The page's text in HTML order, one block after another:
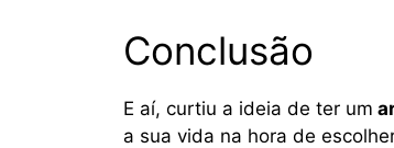
Conclusão
E aí, curtiu a ideia de ter um
a sua vida na hora de